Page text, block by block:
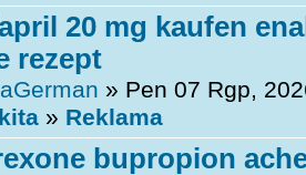
20 mg kaufen
rezept
» Pen 07 Rgp,
» Reklama
bupropion